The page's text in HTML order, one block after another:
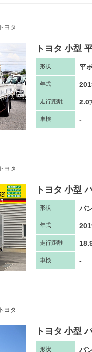
トヨタ
トヨタ 小型
形状 平
年式
走行距離 2.0
車検 -
トヨタ
トヨタ 小型
形状 バ
年式
走行距離
車検 -
トヨタ
トヨタ 小型
形状 バ